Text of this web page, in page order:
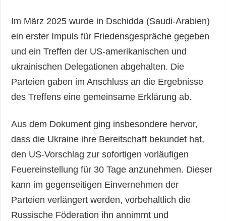
Im März 2025 wurde in Dschidda (Saudi-Arabien)
ein erster Impuls für Friedensgespräche gegeben
und ein Treffen der US-amerikanischen und
ukrainischen Delegationen abgehalten. Die
Parteien gaben im Anschluss an die Ergebnisse
des Treffens eine gemeinsame Erklärung ab.
Aus dem Dokument ging insbesondere hervor,
dass die Ukraine ihre Bereitschaft bekundet hat,
den US-Vorschlag zur sofortigen vorläufigen
Feuereinstellung für 30 Tage anzunehmen. Dieser
kann im gegenseitigen Einvernehmen der
Parteien verlängert werden, vorbehaltlich die
Russische Föderation ihn annimmt und